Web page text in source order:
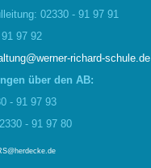
02330 - 91 97 91
97 92
richard-schule.de
über den AB:
- 91 97 93
- 91 97 80